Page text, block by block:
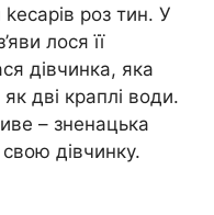
роз тин. У
лося її
дівчинка, яка
дві краплі води.
– зненацька
дівчинку.